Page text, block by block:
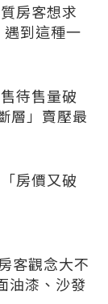
房客想求
遇到這種一
待售量破
層」賣壓最
房價又破
客觀念大不
油漆、沙發